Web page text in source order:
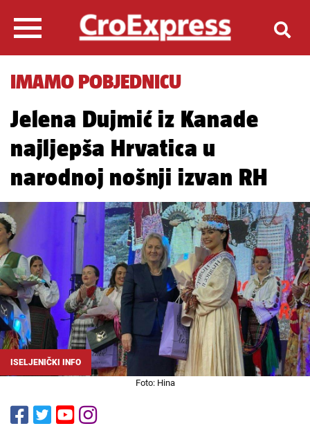
IMAMO POBJEDNICU
Jelena Dujmić iz Kanade
najljepša Hrvatica u
narodnoj nošnji izvan RH
ISELJENIČKI INFO
Foto: Hina